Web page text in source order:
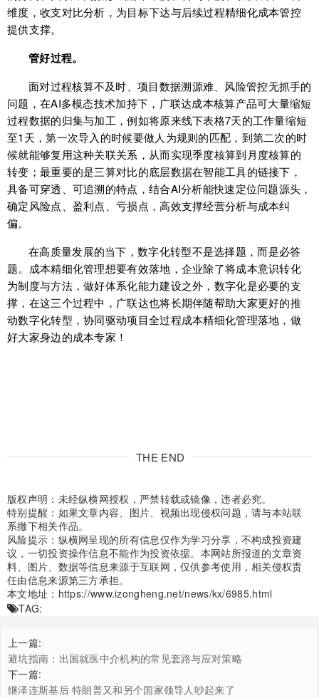
维度，收支对比分析，为目标下达与后续过程精细化成本管控
提供支撑。
管好过程。
面对过程核算不及时、项目数据溯源难、风险管控无抓手的
问题，在AI多模态技术加持下，广联达成本核算产品可大量缩短
过程数据的归集与加工，例如将原来线下表格7天的工作量缩短
至1天，第一次导入的时候要做人为规则的匹配，到第二次的时
候就能够复用这种关联关系，从而实现季度核算到月度核算的
转变；最重要的是三算对比的底层数据在智能工具的链接下，
具备可穿透、可追溯的特点，结合AI分析能快速定位问题源头，
确定风险点、盈利点、亏损点，高效支撑经营分析与成本纠
偏。
在高质量发展的当下，数字化转型不是选择题，而是必答
题。成本精细化管理想要有效落地，企业除了将成本意识转化
为制度与方法，做好体系化能力建设之外，数字化是必要的支
撑，在这三个过程中，广联达也将长期伴随帮助大家更好的推
动数字化转型，协同驱动项目全过程成本精细化管理落地，做
好大家身边的成本专家！
THE END
版权声明：未经纵横网授权，严禁转载或镜像，违者必究。
特别提醒：如果文章内容、图片、视频出现侵权问题，请与本站联
系撤下相关作品。
风险提示：纵横网呈现的所有信息仅作为学习分享，不构成投资建
议，一切投资操作信息不能作为投资依据。本网站所报道的文章资
料、图片、数据等信息来源于互联网，仅供参考使用，相关侵权责
任由信息来源第三方承担。
本文地址： https://www.izongheng.net/news/kx/6985.html
TAG:
上一篇:
避坑指南：出国就医中介机构的常见套路与应对策略
下一篇:
继泽连斯基后 特朗普又和另个国家领导人吵起来了